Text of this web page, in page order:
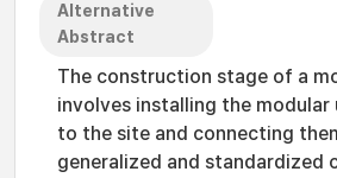
Alternative
Abstract
The construction stage of a
involves installing the
to the site and connecting
generalized and standardized